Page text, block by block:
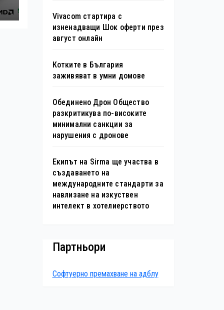
Vivacom стартира с
изненадващи Шок оферти през
август онлайн
Котките в България
заживяват в умни домове
Обединено Дрон Общество
разкритикува по-високите
минимални санкции за
нарушения с дронове
Екипът на Sirma ще участва в
създаването на
международните стандарти за
навлизане на изкуствен
интелект в хотелиерството
Партньори
Софтуерно премахване на адблу